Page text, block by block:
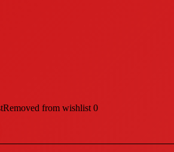
Removed from wishlist 0